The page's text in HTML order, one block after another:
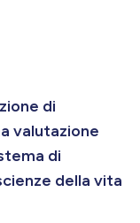
di
valutazione
di
della vita